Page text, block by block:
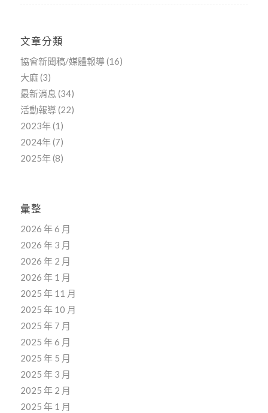
文章分類
協會新聞稿/媒體報導 (16)
大麻(3)
最新消息 (34)
活動報導 (22)
2023年(1)
2024年(7)
2025年(8)
彙整
2026 年 6 月
2026 年 3 月
2026 年 2 月
2026 年 1 月
2025 年 11 月
2025 年 10 月
2025 年 7 月
2025 年 6 月
2025 年 5 月
2025 年 3 月
2025 年 2 月
2025 年 1 月